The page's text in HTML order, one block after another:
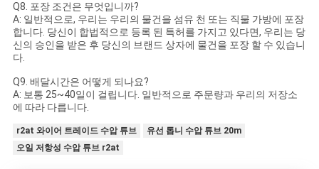
Q8. 포장 조건은 무엇입니까?
A: 일반적으로, 우리는 우리의 물건을 섬유 천 또는 직물 가방에 포장
합니다. 당신이 합법적으로 등록 된 특허를 가지고 있다면, 우리는 당
신의 승인을 받은 후 당신의 브랜드 상자에 물건을 포장 할 수 있습니
다.
Q9. 배달시간은 어떻게 되나요?
A: 보통 25~40일이 걸립니다. 일반적으로 주문량과 우리의 저장소
에 따라 다릅니다.
r2at 와이어 트레이드 수압 튜브
유선 톱니 수압 튜브 20m
오일 저항성 수압 튜브 r2at